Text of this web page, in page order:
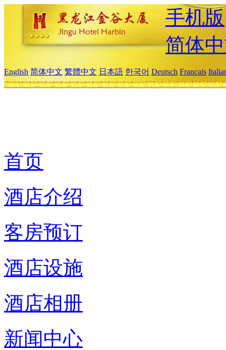
手机版
简体
English 简体中文 繁體中文 日本語 한국어 Deutsch Français
首页
酒店介绍
客房预订
酒店设施
酒店相册
新闻中心